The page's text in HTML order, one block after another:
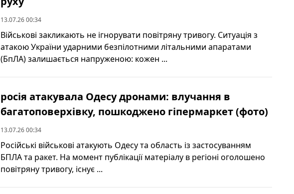
13.07.26 00:34
Військові закликають не ігнорувати повітряну тривогу. Ситуація з
атакою України ударними безпілотними літальними апаратами
(БпЛА) залишається напруженою: кожен ...
росія атакувала Одесу дронами: влучання в
багатоповерхівку, пошкоджено гіпермаркет (фото)
13.07.26 00:34
Російські військові атакують Одесу та область із застосуванням
БПЛА та ракет. На момент публікації матеріалу в регіоні оголошено
повітряну тривогу, існує ...